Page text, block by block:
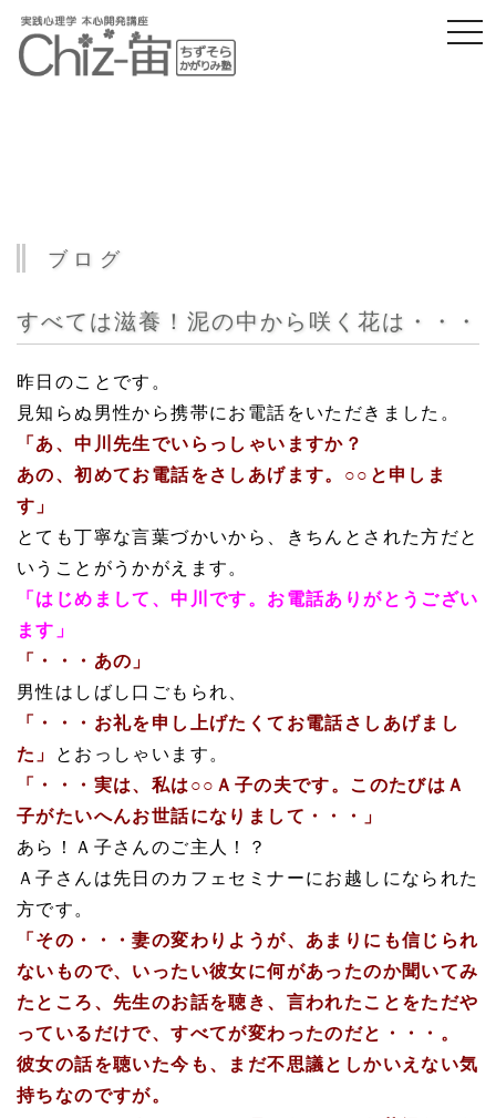
ブログ
すべては滋養！泥の中から咲く花は・・・
昨日のことです。
見知らぬ男性から携帯にお電話をいただきました。
「あ、中川先生でいらっしゃいますか？
あの、初めてお電話をさしあげます。○○と申しま
す」
とても丁寧な言葉づかいから、きちんとされた方だと
いうことがうかがえます。
「はじめまして、中川です。お電話ありがとうござい
ます」
「・・・あの」
男性はしばし口ごもられ、
「・・・お礼を申し上げたくてお電話さしあげまし
た」
とおっしゃいます。
「・・・実は、私は○○Ａ子の夫です。 このたびはＡ
子がたいへんお世話になりまして・・・」
あら！Ａ子さんのご主人！？
Ａ子さんは先日のカフェセミナーにお越しになられた
方です。
「その・・・妻の変わりようが、あまりにも信じられ
ないもので、いったい彼女に何があったのか聞いてみ
たところ、先生のお話を聴き、言われたことをただや
っているだけで、すべてが変わったのだと・・・。
彼女の話を聴いた今も、まだ不思議としかいえない気
持ちなのですが。